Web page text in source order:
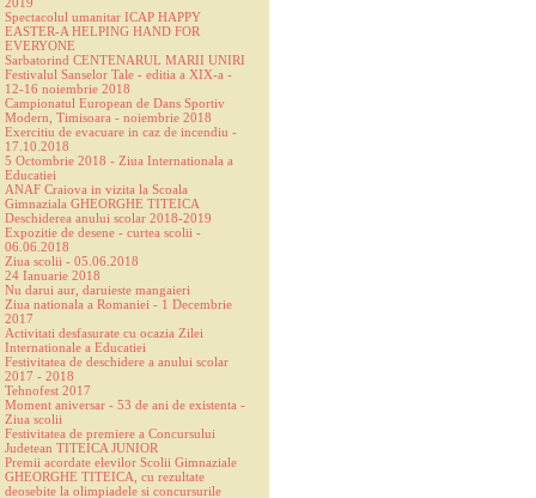
Spectacolul umanitar ICAP HAPPY
EASTER-A HELPING HAND FOR
EVERYONE
Sarbatorind CENTENARUL MARII UNIRI
Festivalul Sanselor Tale - editia a XIX-a -
12-16 noiembrie 2018
Campionatul European de Dans Sportiv
Modern, Timisoara - noiembrie 2018
Exercitiu de evacuare in caz de incendiu -
17.10.2018
5 Octombrie 2018 - Ziua Internationala a
Educatiei
ANAF Craiova in vizita la Scoala
Gimnaziala GHEORGHE TITEICA
Deschiderea anului scolar 2018-2019
Expozitie de desene - curtea scolii -
06.06.2018
Ziua scolii - 05.06.2018
24 Ianuarie 2018
Nu darui aur, daruieste mangaieri
Ziua nationala a Romaniei - 1 Decembrie
2017
Activitati desfasurate cu ocazia Zilei
Internationale a Educatiei
Festivitatea de deschidere a anului scolar
2017 - 2018
Tehnofest 2017
Moment aniversar - 53 de ani de existenta -
Ziua scolii
Festivitatea de premiere a Concursului
Judetean TITEICA JUNIOR
Premii acordate elevilor Scolii Gimnaziale
GHEORGHE TITEICA, cu rezultate
deosebite la olimpiadele si concursurile